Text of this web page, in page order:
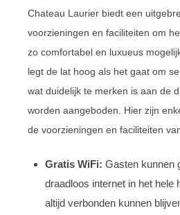
Chateau Laurier biedt een
voorzieningen en faciliteiten om
zo comfortabel en luxueus
legt de lat hoog als het gaat om
wat duidelijk te merken is aan de
worden aangeboden. Hier zijn
de voorzieningen en faciliteiten
Gratis WiFi: Gasten kunnen
draadloos internet in het hele
altijd verbonden kunnen